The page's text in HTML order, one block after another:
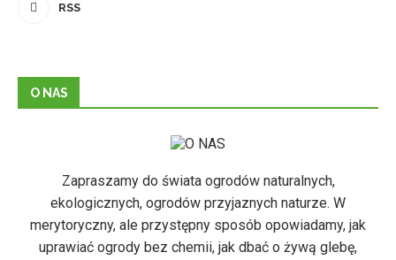
RSS
O NAS
Zapraszamy do świata ogrodów naturalnych,
ekologicznych, ogrodów przyjaznych naturze. W
merytoryczny, ale przystępny sposób opowiadamy, jak
uprawiać ogrody bez chemii, jak dbać o żywą glebę,